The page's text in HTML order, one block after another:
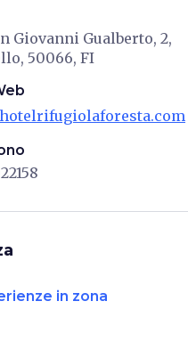
Giovanni Gualberto, 2,
50066, FI
in zona